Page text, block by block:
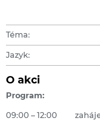
Téma:
Jazyk:
O akci
Program:
09:00 – 12:00